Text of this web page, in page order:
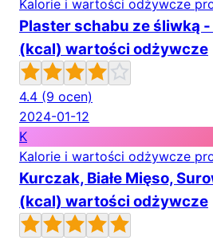
Kalorie i wartości odżywcze
Plaster schabu ze śliwką
(kcal) wartości odżywcze
4.4 (9 ocen)
2024-01-12
K
Kalorie i wartości odżywcze
Kurczak, Białe Mięso,
(kcal) wartości odżywcze